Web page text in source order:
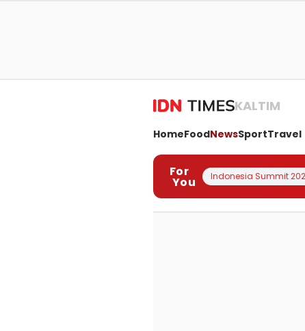
KALTIM
HomeFoodNewsSportTravel
For
You Indonesia Summit